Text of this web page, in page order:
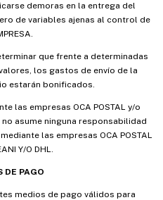
demoras en la entrega del
de variables ajenas al control de
que frente a determinadas
los gastos de envío de la
estarán bonificados.
las empresas OCA POSTAL y/o
no asume ninguna responsabilidad
las empresas OCA POSTAL
Y/O DHL.
DE PAGO
medios de pago válidos para